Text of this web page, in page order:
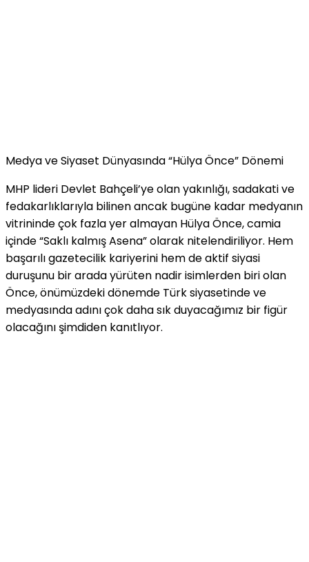
​Medya ve Siyaset Dünyasında “Hülya Önce” Dönemi
​MHP lideri Devlet Bahçeli’ye olan yakınlığı, sadakati ve
fedakarlıklarıyla bilinen ancak bugüne kadar medyanın
vitrininde çok fazla yer almayan Hülya Önce, camia
içinde “Saklı kalmış Asena” olarak nitelendiriliyor. Hem
başarılı gazetecilik kariyerini hem de aktif siyasi
duruşunu bir arada yürüten nadir isimlerden biri olan
Önce, önümüzdeki dönemde Türk siyasetinde ve
medyasında adını çok daha sık duyacağımız bir figür
olacağını şimdiden kanıtlıyor.